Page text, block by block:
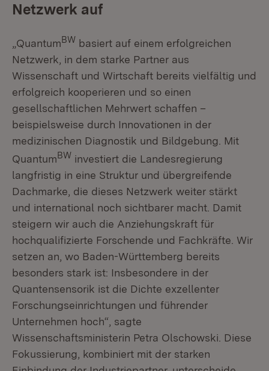
Netzwerk auf
„QuantumBW basiert auf einem erfolgreichen
Netzwerk, in dem starke Partner aus
Wissenschaft und Wirtschaft bereits vielfältig und
erfolgreich kooperieren und so einen
gesellschaftlichen Mehrwert schaffen –
beispielsweise durch Innovationen in der
medizinischen Diagnostik und Bildgebung. Mit
QuantumBW investiert die Landesregierung
langfristig in eine Struktur und übergreifende
Dachmarke, die dieses Netzwerk weiter stärkt
und international noch sichtbarer macht. Damit
steigern wir auch die Anziehungskraft für
hochqualifizierte Forschende und Fachkräfte. Wir
setzen an, wo Baden-Württemberg bereits
besonders stark ist: Insbesondere in der
Quantensensorik ist die Dichte exzellenter
Forschungseinrichtungen und führender
Unternehmen hoch“, sagte
Wissenschaftsministerin Petra Olschowski. Diese
Fokussierung, kombiniert mit der starken